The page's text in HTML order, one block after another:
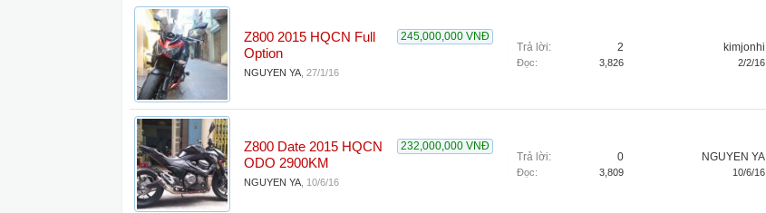
245,000,000 VNĐ
Z800 2015 HQCN Full
Option
NGUYEN YA 27/1/16
Trả lời: 2
Đọc: 3,826
kimjonhi
2/2/16
232,000,000 VNĐ
Z800 Date 2015 HQCN
ODO 2900KM
NGUYEN YA 10/6/16
Trả lời: 0
Đọc: 3,809
NGUYEN YA
10/6/16